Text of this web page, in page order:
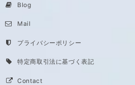
Blog
Mail
プライバシーポリシー
特定商取引法に基づく表記
Contact